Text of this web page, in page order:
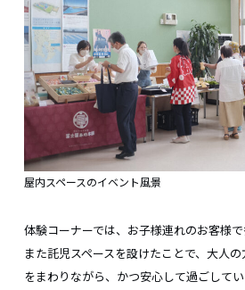
屋内スペースのイベント風景
体験コーナーでは、お子様連れのお客様で
また託児スペースを設けたことで、大人
をまわりながら、かつ安心して過ごして